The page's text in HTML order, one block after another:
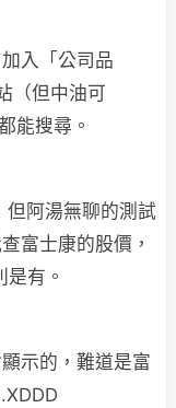
入「公司品
（但中油可
能搜尋。
但阿湯無聊的測試
富士康的股價，
有。
示的，難道是富